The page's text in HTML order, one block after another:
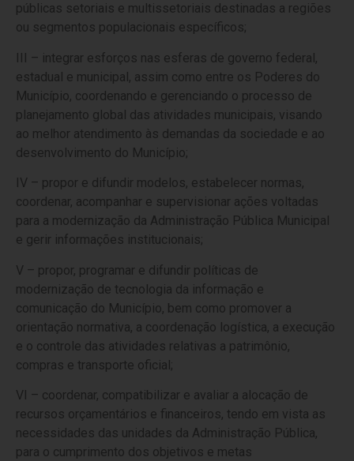
públicas setoriais e multissetoriais destinadas a regiões
ou segmentos populacionais específicos;
III – integrar esforços nas esferas de governo federal,
estadual e municipal, assim como entre os Poderes do
Município, coordenando e gerenciando o processo de
planejamento global das atividades municipais, visando
ao melhor atendimento às demandas da sociedade e ao
desenvolvimento do Município;
IV – propor e difundir modelos, estabelecer normas,
coordenar, acompanhar e supervisionar ações voltadas
para a modernização da Administração Pública Municipal
e gerir informações institucionais;
V – propor, programar e difundir políticas de
modernização de tecnologia da informação e
comunicação do Município, bem como promover a
orientação normativa, a coordenação logística, a execução
e o controle das atividades relativas a patrimônio,
compras e transporte oficial;
VI – coordenar, compatibilizar e avaliar a alocação de
recursos orçamentários e financeiros, tendo em vista as
necessidades das unidades da Administração Pública,
para o cumprimento dos objetivos e metas